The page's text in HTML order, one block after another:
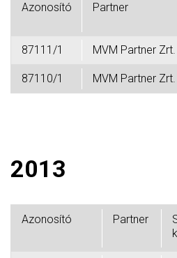
Azonosító Partner
87111/1 MVM Partner Zrt.
87110/1 MVM Partner Zrt.
2013
Azonosító Partner